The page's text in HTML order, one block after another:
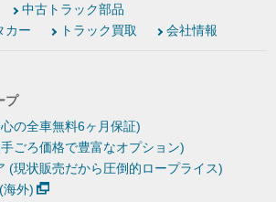
中古トラック部品
カー
トラック買取 会社情報
プ
の全車無料6ヶ月保証)
ごろ価格で豊富なオプション)
(現状販売だから圧倒的ロープライス)
海外)